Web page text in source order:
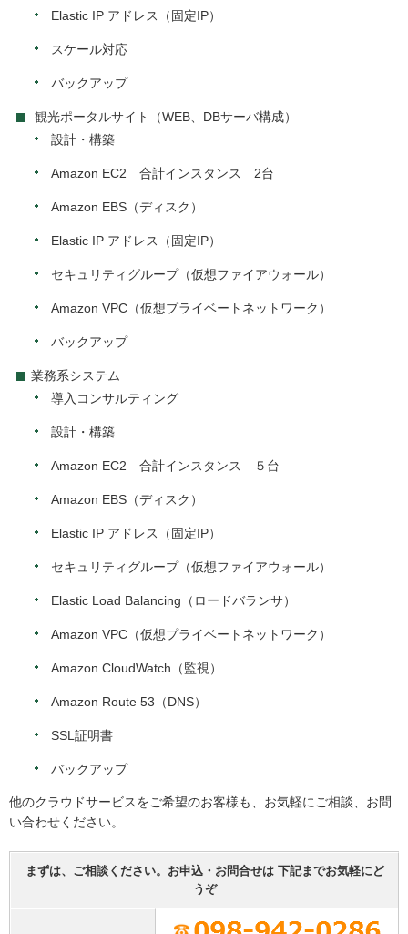
Elastic IP アドレス（固定IP）
スケール対応
バックアップ
観光ポータルサイト（WEB、DBサーバ構成）
設計・構築
Amazon EC2 合計インスタンス 2台
Amazon EBS（ディスク）
Elastic IP アドレス（固定IP）
セキュリティグループ（仮想ファイアウォール）
Amazon VPC（仮想プライベートネットワーク）
バックアップ
業務系システム
導入コンサルティング
設計・構築
Amazon EC2 合計インスタンス ５台
Amazon EBS（ディスク）
Elastic IP アドレス（固定IP）
セキュリティグループ（仮想ファイアウォール）
Elastic Load Balancing（ロードバランサ）
Amazon VPC（仮想プライベートネットワーク）
Amazon CloudWatch（監視）
Amazon Route 53（DNS）
SSL証明書
バックアップ
他のクラウドサービスをご希望のお客様も、お気軽にご相談、お問
い合わせください。
まずは、ご相談ください。お申込・お問合せは 下記までお気軽にど
うぞ